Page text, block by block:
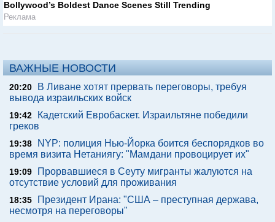
Bollywood’s Boldest Dance Scenes Still Trending
Реклама
ВАЖНЫЕ НОВОСТИ
20:20
В Ливане хотят прервать переговоры, требуя
вывода израильских войск
19:42
Кадетский Евробаскет. Израильтяне победили
греков
19:38
NYP: полиция Нью-Йорка боится беспорядков во
время визита Нетаниягу: "Мамдани провоцирует их"
19:09
Прорвавшиеся в Сеуту мигранты жалуются на
отсутствие условий для проживания
18:35
Президент Ирана: "США – преступная держава,
несмотря на переговоры"